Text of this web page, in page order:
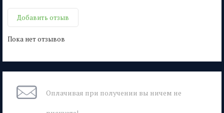
Добавить отзыв
Пока нет отзывов
Оплачивая при получении вы ничем не